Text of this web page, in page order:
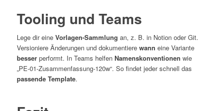
Tooling und Teams
Lege dir eine Vorlagen-Sammlung an, z. B. in Notion oder Git.
Versioniere Änderungen und dokumentiere wann eine Variante
besserperformt. In Teams helfen Namenskonventionen wie
„PE-01-Zusammenfassung-120w“. So findet jeder schnell das
passende Template.